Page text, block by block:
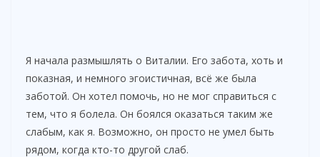
Я начала размышлять о Виталии. Его забота, хоть и
показная, и немного эгоистичная, всё же была
заботой. Он хотел помочь, но не мог справиться с
тем, что я болела. Он боялся оказаться таким же
слабым, как я. Возможно, он просто не умел быть
рядом, когда кто-то другой слаб.